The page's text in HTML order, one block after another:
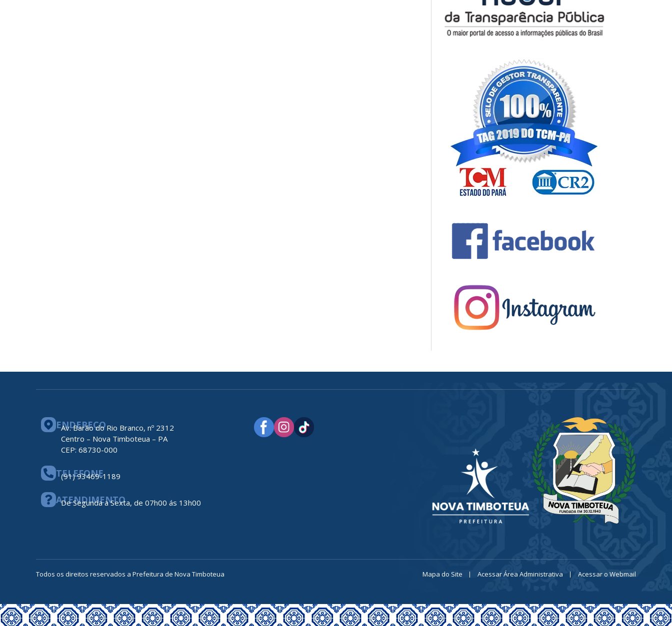
ENDEREÇO
Av. Barão do Rio Branco, nº 2312
Centro – Nova Timboteua – PA
CEP: 68730-000
TELEFONE
(91) 93469-1189
ATENDIMENTO
De Segunda a Sexta, de 07h00 ás 13h00
Todos os direitos reservados a Prefeitura de Nova Timboteua Mapa do Site Acessar Área Administrativa Acessar o Webmail